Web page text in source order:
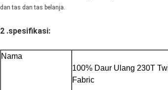
dan tas dan tas belanja.
2 .spesifikasi:
Nama
100% Daur Ulang 230T
Fabric